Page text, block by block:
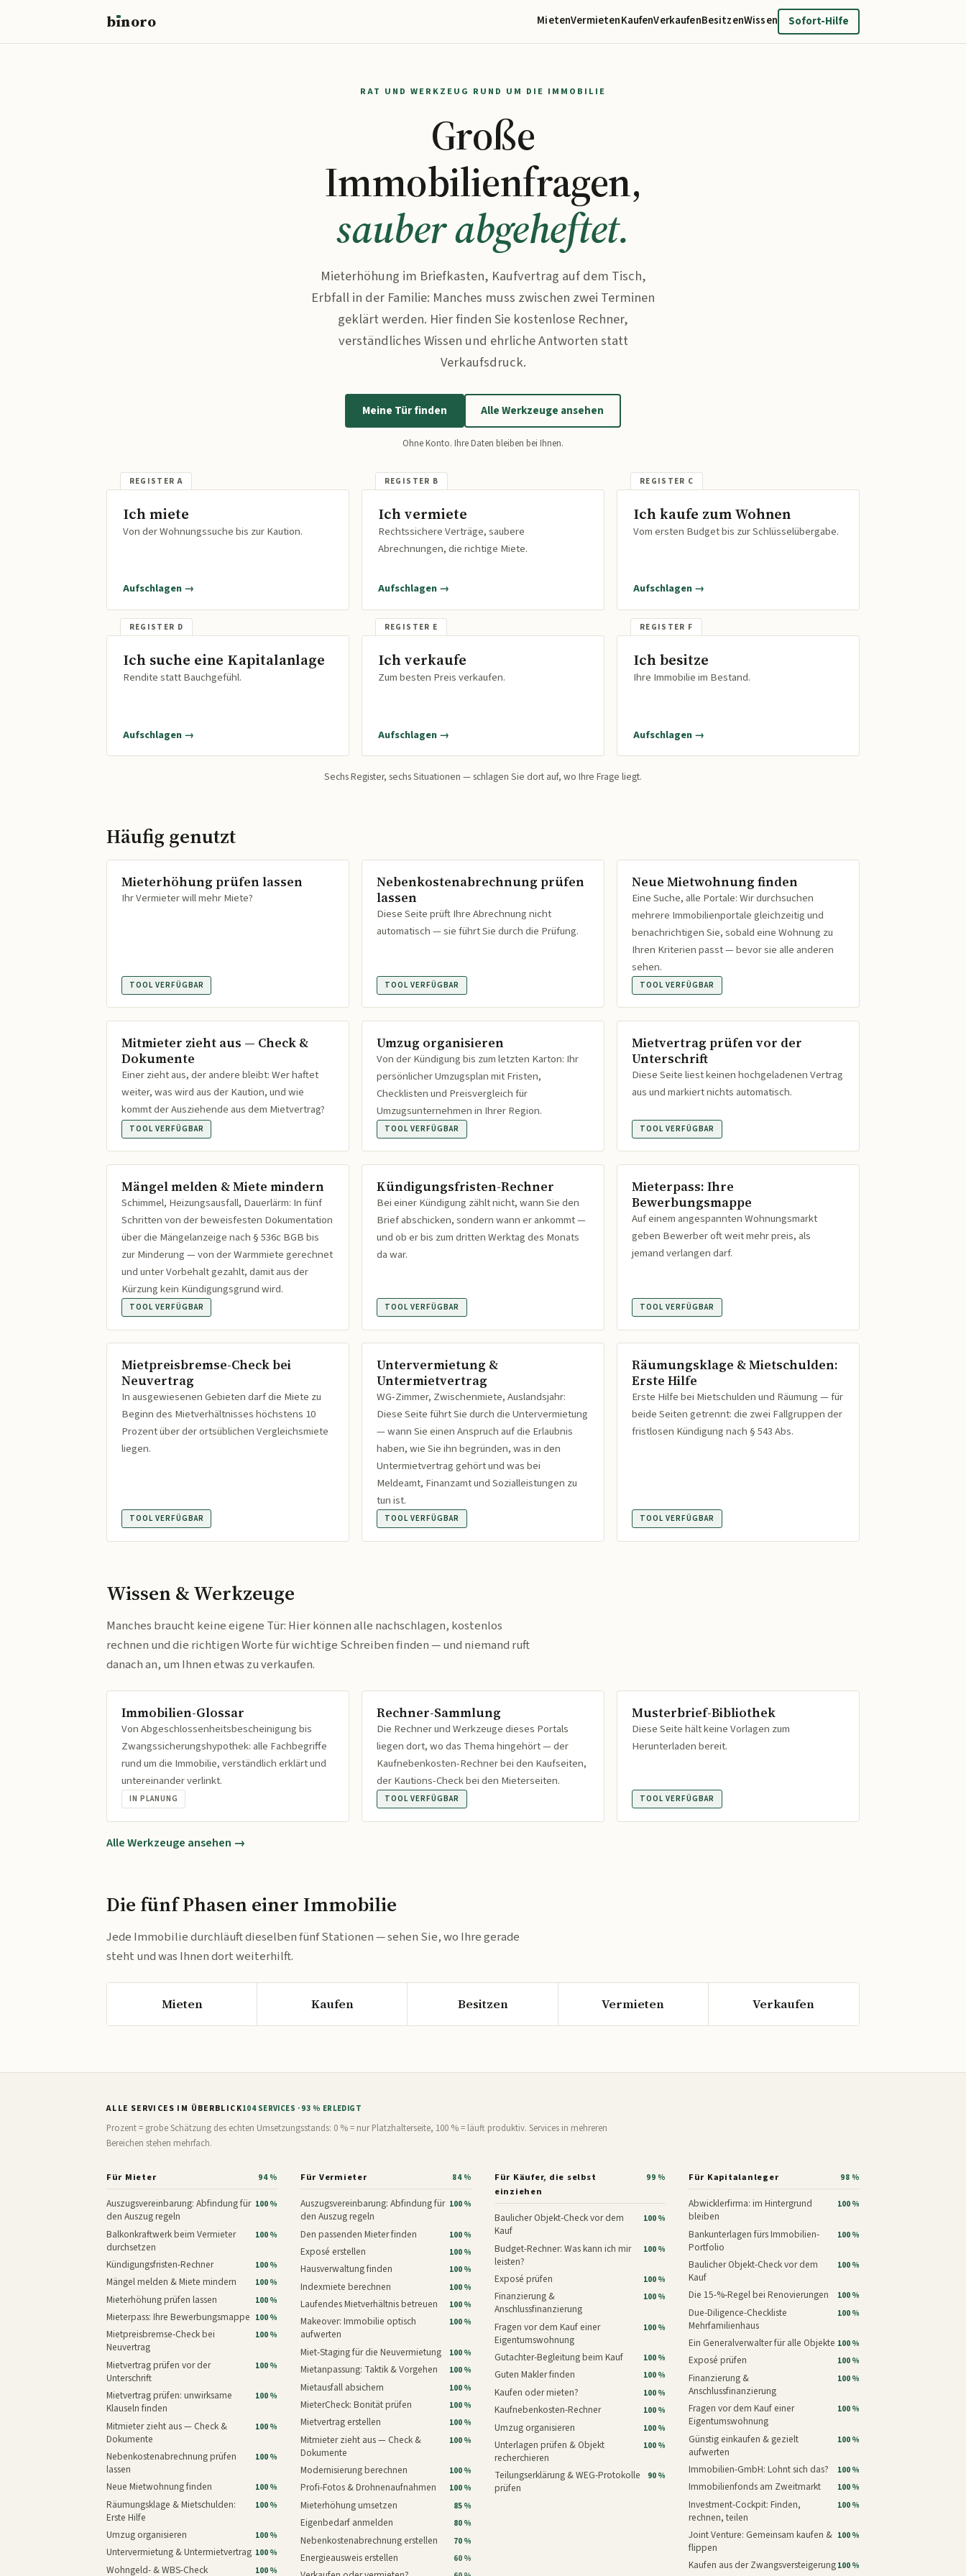
bınoro MietenVermietenKaufenVerkaufenBesitzenWissen Sofort-Hilfe
RAT UND WERKZEUG RUND UM DIE IMMOBILIE
Große
Immobilienfragen,
sauber abgeheftet.
Mieterhöhung im Briefkasten, Kaufvertrag auf dem Tisch,
Erbfall in der Familie: Manches muss zwischen zwei Terminen
geklärt werden. Hier finden Sie kostenlose Rechner,
verständliches Wissen und ehrliche Antworten statt
Verkaufsdruck.
Meine Tür finden Alle Werkzeuge ansehen
Ohne Konto. Ihre Daten bleiben bei Ihnen.
Ich miete
Von der Wohnungssuche bis zur Kaution.
Aufschlagen →
Ich vermiete
Rechtssichere Verträge, saubere
Abrechnungen, die richtige Miete.
Aufschlagen →
Ich kaufe zum Wohnen
Vom ersten Budget bis zur Schlüsselübergabe.
Aufschlagen →
Ich suche eine Kapitalanlage
Rendite statt Bauchgefühl.
Aufschlagen →
Ich verkaufe
Zum besten Preis verkaufen.
Aufschlagen →
Ich besitze
Ihre Immobilie im Bestand.
Aufschlagen →
Sechs Register, sechs Situationen — schlagen Sie dort auf, wo Ihre Frage liegt.
Häufig genutzt
Mieterhöhung prüfen lassen
Ihr Vermieter will mehr Miete?
TOOL VERFÜGBAR
Nebenkostenabrechnung prüfen
lassen
Diese Seite prüft Ihre Abrechnung nicht
automatisch — sie führt Sie durch die Prüfung.
TOOL VERFÜGBAR
Neue Mietwohnung finden
Eine Suche, alle Portale: Wir durchsuchen
mehrere Immobilienportale gleichzeitig und
benachrichtigen Sie, sobald eine Wohnung zu
Ihren Kriterien passt — bevor sie alle anderen
sehen.
TOOL VERFÜGBAR
Mitmieter zieht aus — Check &
Dokumente
Einer zieht aus, der andere bleibt: Wer haftet
weiter, was wird aus der Kaution, und wie
kommt der Ausziehende aus dem Mietvertrag?
TOOL VERFÜGBAR
Umzug organisieren
Von der Kündigung bis zum letzten Karton: Ihr
persönlicher Umzugsplan mit Fristen,
Checklisten und Preisvergleich für
Umzugsunternehmen in Ihrer Region.
TOOL VERFÜGBAR
Mietvertrag prüfen vor der
Unterschrift
Diese Seite liest keinen hochgeladenen Vertrag
aus und markiert nichts automatisch.
TOOL VERFÜGBAR
Mängel melden & Miete mindern
Schimmel, Heizungsausfall, Dauerlärm: In fünf
Schritten von der beweisfesten Dokumentation
über die Mängelanzeige nach § 536c BGB bis
zur Minderung — von der Warmmiete gerechnet
und unter Vorbehalt gezahlt, damit aus der
Kürzung kein Kündigungsgrund wird.
TOOL VERFÜGBAR
Kündigungsfristen-Rechner
Bei einer Kündigung zählt nicht, wann Sie den
Brief abschicken, sondern wann er ankommt —
und ob er bis zum dritten Werktag des Monats
da war.
TOOL VERFÜGBAR
Mieterpass: Ihre
Bewerbungsmappe
Auf einem angespannten Wohnungsmarkt
geben Bewerber oft weit mehr preis, als
jemand verlangen darf.
TOOL VERFÜGBAR
Mietpreisbremse-Check bei
Neuvertrag
In ausgewiesenen Gebieten darf die Miete zu
Beginn des Mietverhältnisses höchstens 10
Prozent über der ortsüblichen Vergleichsmiete
liegen.
TOOL VERFÜGBAR
Untervermietung &
Untermietvertrag
WG-Zimmer, Zwischenmiete, Auslandsjahr:
Diese Seite führt Sie durch die Untervermietung
— wann Sie einen Anspruch auf die Erlaubnis
haben, wie Sie ihn begründen, was in den
Untermietvertrag gehört und was bei
Meldeamt, Finanzamt und Sozialleistungen zu
tun ist.
TOOL VERFÜGBAR
Räumungsklage & Mietschulden:
Erste Hilfe
Erste Hilfe bei Mietschulden und Räumung — für
beide Seiten getrennt: die zwei Fallgruppen der
fristlosen Kündigung nach § 543 Abs.
TOOL VERFÜGBAR
Wissen & Werkzeuge
Manches braucht keine eigene Tür: Hier können alle nachschlagen, kostenlos
rechnen und die richtigen Worte für wichtige Schreiben finden — und niemand ruft
danach an, um Ihnen etwas zu verkaufen.
Immobilien-Glossar
Von Abgeschlossenheitsbescheinigung bis
Zwangssicherungshypothek: alle Fachbegriffe
rund um die Immobilie, verständlich erklärt und
untereinander verlinkt.
IN PLANUNG
Rechner-Sammlung
Die Rechner und Werkzeuge dieses Portals
liegen dort, wo das Thema hingehört — der
Kaufnebenkosten-Rechner bei den Kaufseiten,
der Kautions-Check bei den Mieterseiten.
TOOL VERFÜGBAR
Musterbrief-Bibliothek
Diese Seite hält keine Vorlagen zum
Herunterladen bereit.
TOOL VERFÜGBAR
Alle Werkzeuge ansehen →
Die fünf Phasen einer Immobilie
Jede Immobilie durchläuft dieselben fünf Stationen — sehen Sie, wo Ihre gerade
steht und was Ihnen dort weiterhilft.
Mieten Kaufen Besitzen Vermieten Verkaufen
ALLE SERVICES IM ÜBERBLICK104 SERVICES · 93 % ERLEDIGT
Prozent = grobe Schätzung des echten Umsetzungsstands: 0 % = nur Platzhalterseite, 100 % = läuft produktiv. Services in mehreren
Bereichen stehen mehrfach.
Für Mieter 94 %
Auszugsvereinbarung: Abfindung für
den Auszug regeln
100 %
Balkonkraftwerk beim Vermieter
durchsetzen
100 %
Kündigungsfristen-Rechner 100 %
Mängel melden & Miete mindern 100 %
Mieterhöhung prüfen lassen 100 %
Mieterpass: Ihre Bewerbungsmappe 100 %
Mietpreisbremse-Check bei
Neuvertrag
100 %
Mietvertrag prüfen vor der
Unterschrift
100 %
Mietvertrag prüfen: unwirksame
Klauseln finden
100 %
Mitmieter zieht aus — Check &
Dokumente
100 %
Nebenkostenabrechnung prüfen
lassen
100 %
Neue Mietwohnung finden 100 %
Räumungsklage & Mietschulden:
Erste Hilfe
100 %
Umzug organisieren 100 %
Untervermietung & Untermietvertrag 100 %
Wohngeld- & WBS-Check 100 %
Für Vermieter 84 %
Auszugsvereinbarung: Abfindung für
den Auszug regeln
100 %
Den passenden Mieter finden 100 %
Exposé erstellen 100 %
Hausverwaltung finden 100 %
Indexmiete berechnen 100 %
Laufendes Mietverhältnis betreuen 100 %
Makeover: Immobilie optisch
aufwerten
100 %
Miet-Staging für die Neuvermietung 100 %
Mietanpassung: Taktik & Vorgehen 100 %
Mietausfall absichern 100 %
MieterCheck: Bonität prüfen 100 %
Mietvertrag erstellen 100 %
Mitmieter zieht aus — Check &
Dokumente
100 %
Modernisierung berechnen 100 %
Profi-Fotos & Drohnenaufnahmen 100 %
Mieterhöhung umsetzen 85 %
Eigenbedarf anmelden 80 %
Nebenkostenabrechnung erstellen 70 %
Energieausweis erstellen 60 %
Für Käufer, die selbst
einziehen
99 %
Baulicher Objekt-Check vor dem
Kauf
100 %
Budget-Rechner: Was kann ich mir
leisten?
100 %
Exposé prüfen 100 %
Finanzierung &
Anschlussfinanzierung
100 %
Fragen vor dem Kauf einer
Eigentumswohnung
100 %
Gutachter-Begleitung beim Kauf 100 %
Guten Makler finden 100 %
Kaufen oder mieten? 100 %
Kaufnebenkosten-Rechner 100 %
Umzug organisieren 100 %
Unterlagen prüfen & Objekt
recherchieren
100 %
Teilungserklärung & WEG-Protokolle
prüfen
90 %
Für Kapitalanleger 98 %
Abwicklerfirma: im Hintergrund
bleiben
100 %
Bankunterlagen fürs Immobilien-
Portfolio
100 %
Baulicher Objekt-Check vor dem
Kauf
100 %
Die 15-%-Regel bei Renovierungen 100 %
Due-Diligence-Checkliste
Mehrfamilienhaus
100 %
Ein Generalverwalter für alle Objekte 100 %
Exposé prüfen 100 %
Finanzierung &
Anschlussfinanzierung
100 %
Fragen vor dem Kauf einer
Eigentumswohnung
100 %
Günstig einkaufen & gezielt
aufwerten
100 %
Immobilien-GmbH: Lohnt sich das? 100 %
Immobilienfonds am Zweitmarkt 100 %
Investment-Cockpit: Finden,
rechnen, teilen
100 %
Joint Venture: Gemeinsam kaufen &
flippen
100 %
Kaufen aus der Zwangsversteigerung100 %